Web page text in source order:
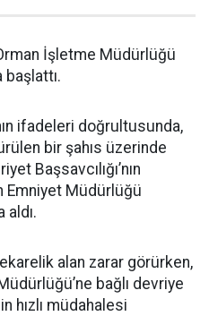
İşletme Müdürlüğü
ifadeleri doğrultusunda,
bir şahıs üzerinde
Başsavcılığı’nın
Emniyet Müdürlüğü
aldı.
alan zarar görürken,
bağlı devriye
hızlı müdahalesi